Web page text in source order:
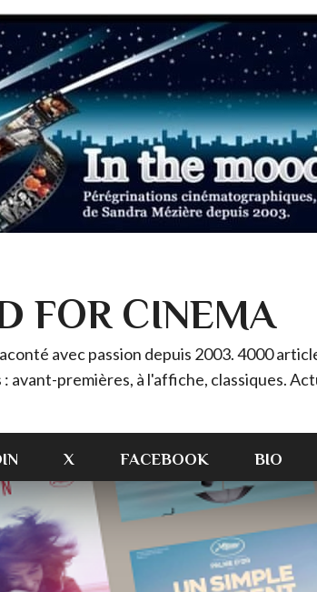
FOR CINEMA
avec passion depuis 2003. 4000
avant-premières, à l'affiche, classiques.
X FACEBOOK BIO